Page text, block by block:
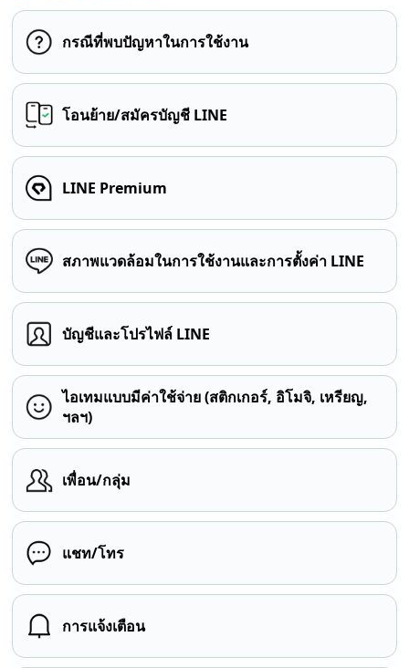
กรณีที่พบปัญหาในการใช้งาน
โอนย้าย/สมัครบัญชี LINE
LINE Premium
สภาพแวดล้อมในการใช้งานและการตั้งค่า LINE
บัญชีและโปรไฟล์ LINE
ไอเทมแบบมีค่าใช้จ่าย (สติกเกอร์, อิโมจิ, เหรียญ,
ฯลฯ)
เพื่อน/กลุ่ม
แชท/โทร
การแจ้งเตือน